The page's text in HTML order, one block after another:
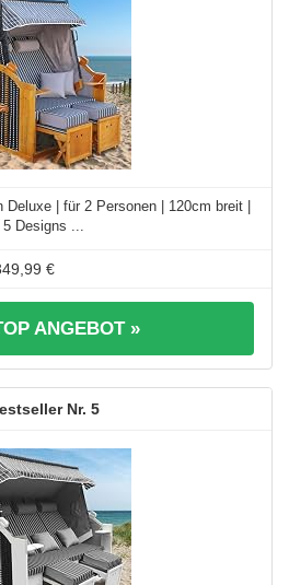
| für 2 Personen | 120cm breit |
5 Designs ...
€
ANGEBOT »
5